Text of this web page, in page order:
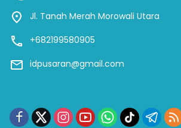
Jl. Tanah Merah Morowali Utara
+682199580905
idpusaran@gmail.com